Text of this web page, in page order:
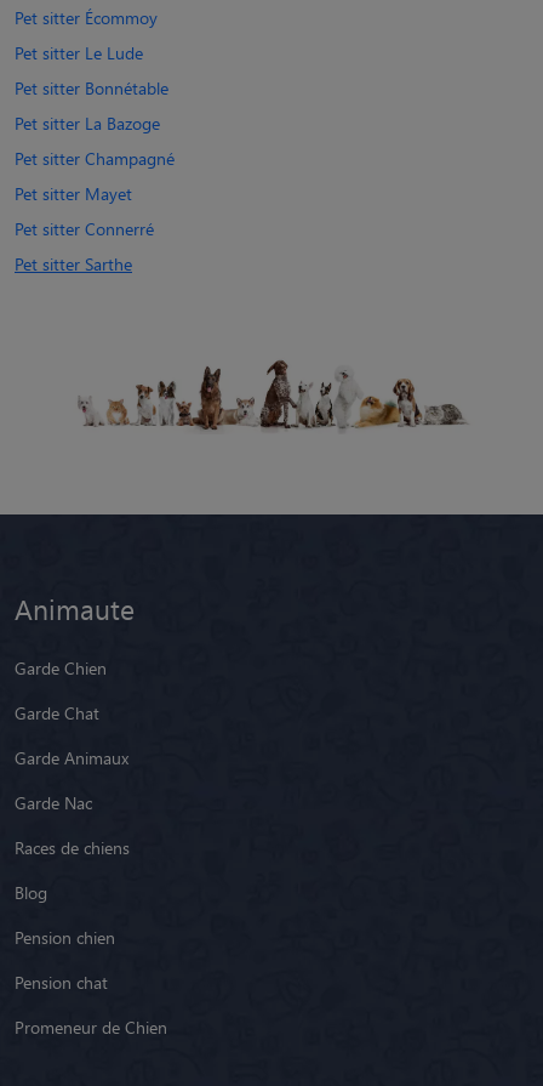
Pet sitter Écommoy
Pet sitter Le Lude
Pet sitter Bonnétable
Pet sitter La Bazoge
Pet sitter Champagné
Pet sitter Mayet
Pet sitter Connerré
Pet sitter Sarthe
Animaute
Garde Chien
Garde Chat
Garde Animaux
Garde Nac
Races de chiens
Blog
Pension chien
Pension chat
Promeneur de Chien